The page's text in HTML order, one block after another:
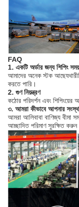
FAQ
1. একটি অর্ডার জন্য শিপিং সময়
আমাদের অনেক স্টক
করতে পারি।
2. গুণ নিয়ন্ত্রণ
কঠোর পরিদর্শন এবং
৩. আমরা কীভাবে আপনার
আমরা আলিবাবা বাণিজ্য বীমা
আচ্ছাদিত পরিমাণ সুরক্ষিত